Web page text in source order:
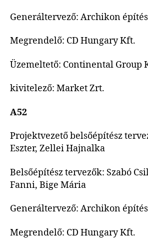
Generáltervező: Archikon
Megrendelő: CD Hungary Kft.
Üzemeltető: Continental Group
kivitelező: Market Zrt.
A52
Projektvezető belsőépítész
Eszter, Zellei Hajnalka
Belsőépítész tervezők: Szabó
Fanni, Bige Mária
Generáltervező: Archikon
Megrendelő: CD Hungary Kft.